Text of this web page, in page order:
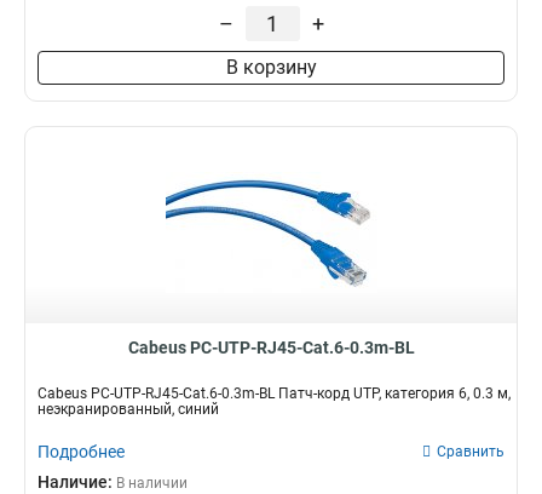
– +
В корзину
Cabeus PC-UTP-RJ45-Cat.6-0.3m-BL
Cabeus PC-UTP-RJ45-Cat.6-0.3m-BL Патч-корд UTP, категория 6, 0.3 м,
неэкранированный, синий
Подробнее Сравнить
Наличие: В наличии